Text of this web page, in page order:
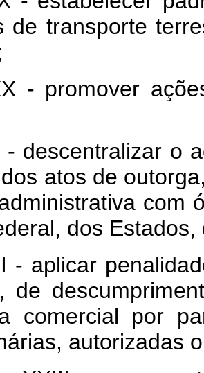
de transporte
ações
o
atos de
com
dos
de
comercial por
autorizadas